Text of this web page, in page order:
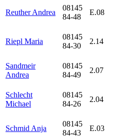
Reuther Andrea
08145
84-48
E.08
Riepl Maria
08145
84-30
2.14
Sandmeir
Andrea
08145
84-49
2.07
Schlecht
Michael
08145
84-26
2.04
Schmid Anja
08145
84-43
E.03